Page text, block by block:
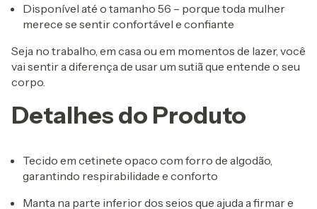
Disponível até o tamanho 56 – porque toda mulher
merece se sentir confortável e confiante
Seja no trabalho, em casa ou em momentos de lazer, você
vai sentir a diferença de usar um sutiã que entende o seu
corpo.
Detalhes do Produto
Tecido em cetinete opaco com forro de algodão,
garantindo respirabilidade e conforto
Manta na parte inferior dos seios que ajuda a firmar e